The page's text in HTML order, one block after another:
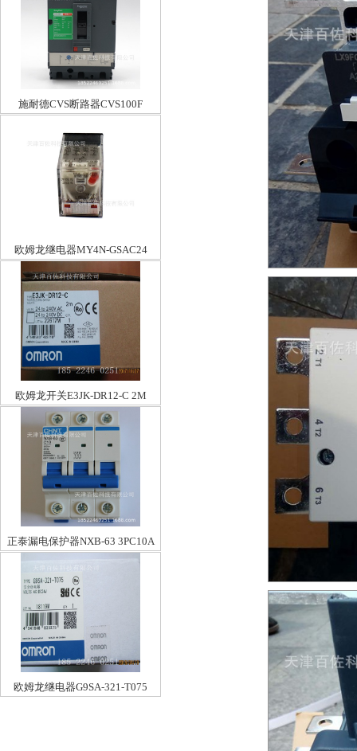
施耐德CVS断路器CVS100F
TM50D 3P3D
欧姆龙继电器MY4N-GSAC24
欧姆龙开关E3JK-DR12-C 2M
正泰漏电保护器NXB-63 3PC10A
欧姆龙继电器G9SA-321-T075